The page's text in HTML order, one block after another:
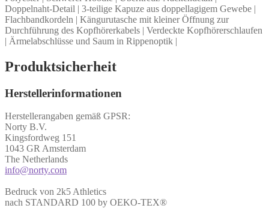
Doppelnaht-Detail | 3-teilige Kapuze aus doppellagigem Gewebe |
Flachbandkordeln | Kängurutasche mit kleiner Öffnung zur
Durchführung des Kopfhörerkabels | Verdeckte Kopfhörerschlaufen
| Ärmelabschlüsse und Saum in Rippenoptik |
Produktsicherheit
Herstellerinformationen
Herstellerangaben gemäß GPSR:
Norty B.V.
Kingsfordweg 151
1043 GR Amsterdam
The Netherlands
info@norty.com
Bedruck von 2k5 Athletics
nach STANDARD 100 by OEKO-TEX®